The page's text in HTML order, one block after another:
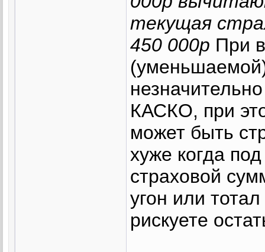
текущая
450 000р При
КАСКО, при
может быть
хуже когда
страховой
угон или
рискуете